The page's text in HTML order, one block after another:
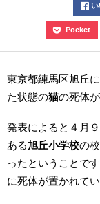
い
Pocket
東京都練馬区旭丘
た状態の猫の死体
発表によると４月
ある旭丘小学校の
ったということで
に死体が置かれてい